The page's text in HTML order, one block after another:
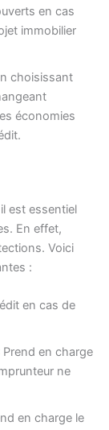
en cas
immobilier
choisissant
économies
est essentiel
En effet,
Voici
:
en cas de
Prend en charge
ne
en charge le